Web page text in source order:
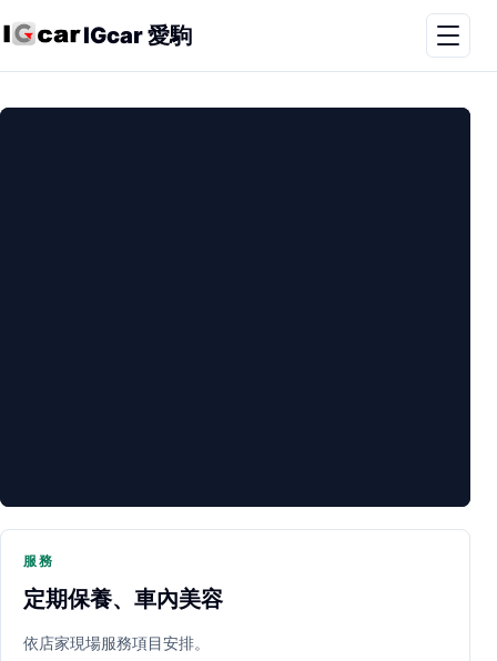
IGcar 愛駒
PARTNER SHOP
服務
定期保養、車內美容
依店家現場服務項目安排。